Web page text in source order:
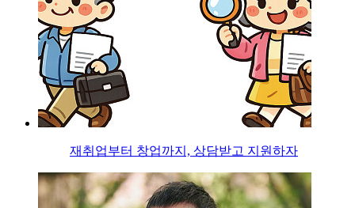
재취업부터 창업까지, 상담받고 지원하자